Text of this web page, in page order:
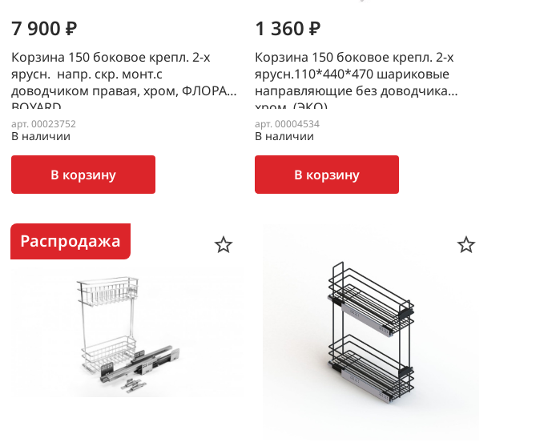
7 900 ₽
Корзина 150 боковое крепл. 2-х
ярусн. напр. скр. монт.с
доводчиком правая, хром, ФЛОРА
BOYARD
арт. 00023752
В наличии
В корзину
1 360 ₽
Корзина 150 боковое крепл. 2-х
ярусн.110*440*470 шариковые
направляющие без доводчика
хром (ЭКО)
арт. 00004534
В наличии
В корзину
Распродажа